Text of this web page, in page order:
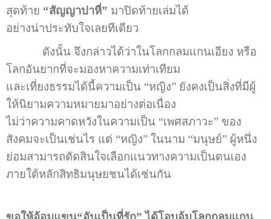
สุดท้าย “สัญญาปาหี่” มาปิดท้ายเล่มได้
อย่างน่าประทับใจเลยทีเดียว
ดังนั้น จึงกล่าวได้ว่าในโลกกลมแกนเอียง หรือ
โลกอันยากที่จะมองหาความเท่าเทียม
และเที่ยงธรรมได้นี้ความเป็น “หญิง” ยังคงเป็นสิ่งที่มีผู้
ให้นิยามความหมายมาอย่างต่อเนื่อง
ไม่ว่าความคาดหวังในความเป็น “เพศสภาวะ” ของ
สังคมจะเป็นเช่นไร แต่ “หญิง” ในนาม “มนุษย์” ผู้หนึ่ง
ย่อมสามารถตัดสินใจเลือกแนวทางความเป็นตนเอง
ภายใต้หลักสิทธิมนุษยชนได้เช่นกัน